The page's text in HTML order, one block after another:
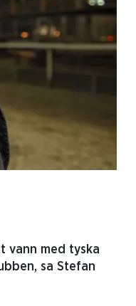
vann med tyska
sa Stefan